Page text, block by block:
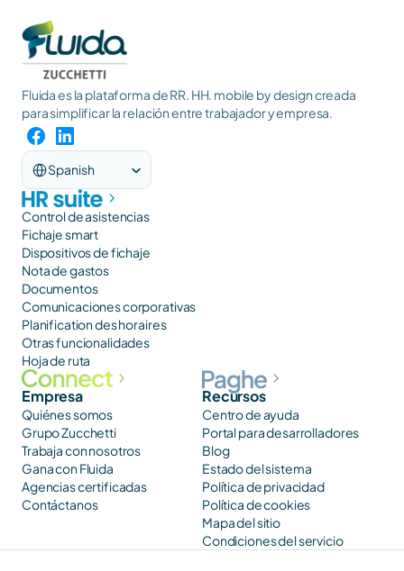
Fluida es la plataforma de RR. HH. mobile by design creada
para simplificar la relación entre trabajador y empresa.
Select Language
Spanish
Control de asistencias
Fichaje smart
Dispositivos de fichaje
Nota de gastos
Documentos
Comunicaciones corporativas
Planification des horaires
Otras funcionalidades
Hoja de ruta
Empresa
Quiénes somos
Grupo Zucchetti
Trabaja con nosotros
Gana con Fluida
Agencias certificadas
Contáctanos
Recursos
Centro de ayuda
Portal para desarrolladores
Blog
Estado del sistema
Política de privacidad
Política de cookies
Mapa del sitio
Condiciones del servicio